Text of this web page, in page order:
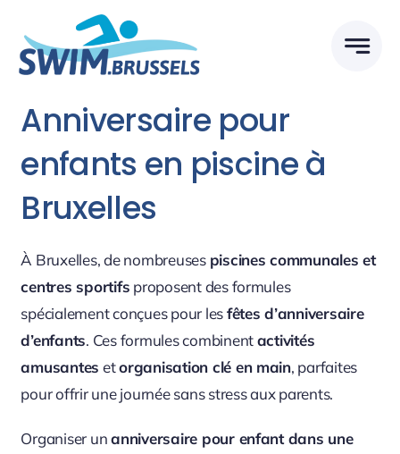
content
Anniversaire pour
enfants en piscine à
Bruxelles
À Bruxelles, de nombreuses piscines communales et
centres sportifs proposent des formules
spécialement conçues pour lesfêtes d’anniversaire
d’enfants. Ces formules combinentactivités
amusantes etorganisation clé en main, parfaites
pour offrir une journée sans stress aux parents.
Organiser unanniversaire pour enfant dans une